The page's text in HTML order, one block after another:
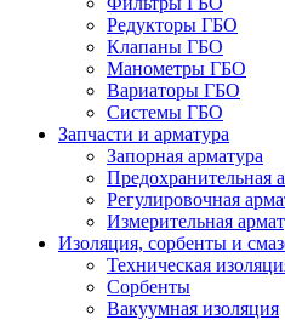
Редукторы ГБО
Клапаны ГБО
Манометры ГБО
Вариаторы ГБО
Системы ГБО
Запчасти и арматура
Запорная арматура
Предохранительная
Регулировочная
Измерительная
Изоляция, сорбенты и
Техническая
Сорбенты
Вакуумная изоляция